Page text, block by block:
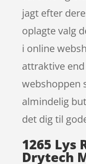
jagt efter
oplagte valg
i online
attraktive
webshoppen
almindelig
det dig til
1265 Lys
Drytech